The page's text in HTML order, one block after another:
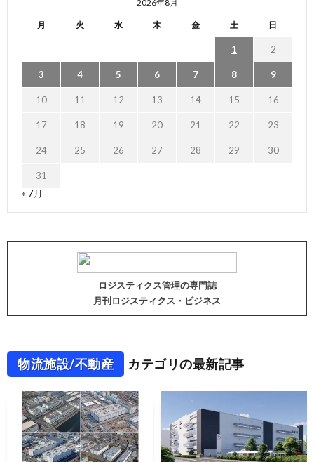
2026年8月
月 火 水 木 金 土 日
1 2
3 4 5 6 7 8 9
10 11 12 13 14 15 16
17 18 19 20 21 22 23
24 25 26 27 28 29 30
31
« 7月
ロジスティクス管理の専門誌
月刊ロジスティクス・ビジネス
物流施設/不動産 カテゴリの最新記事